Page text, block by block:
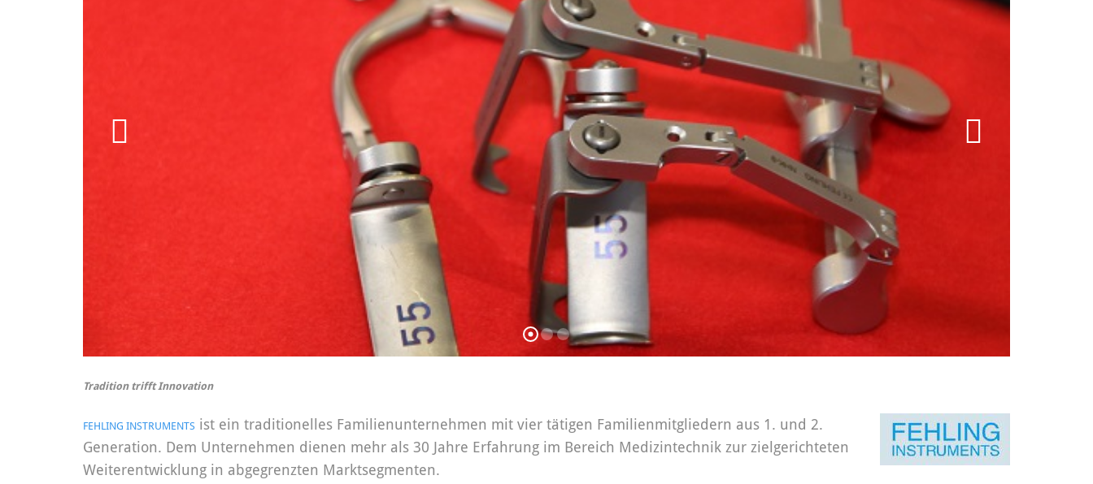
Tradition trifft Innovation
FEHLING INSTRUMENTS ist ein traditionelles Familienunternehmen mit vier tätigen Familienmitgliedern aus 1. und 2.
Generation. Dem Unternehmen dienen mehr als 30 Jahre Erfahrung im Bereich Medizintechnik zur zielgerichteten
Weiterentwicklung in abgegrenzten Marktsegmenten.